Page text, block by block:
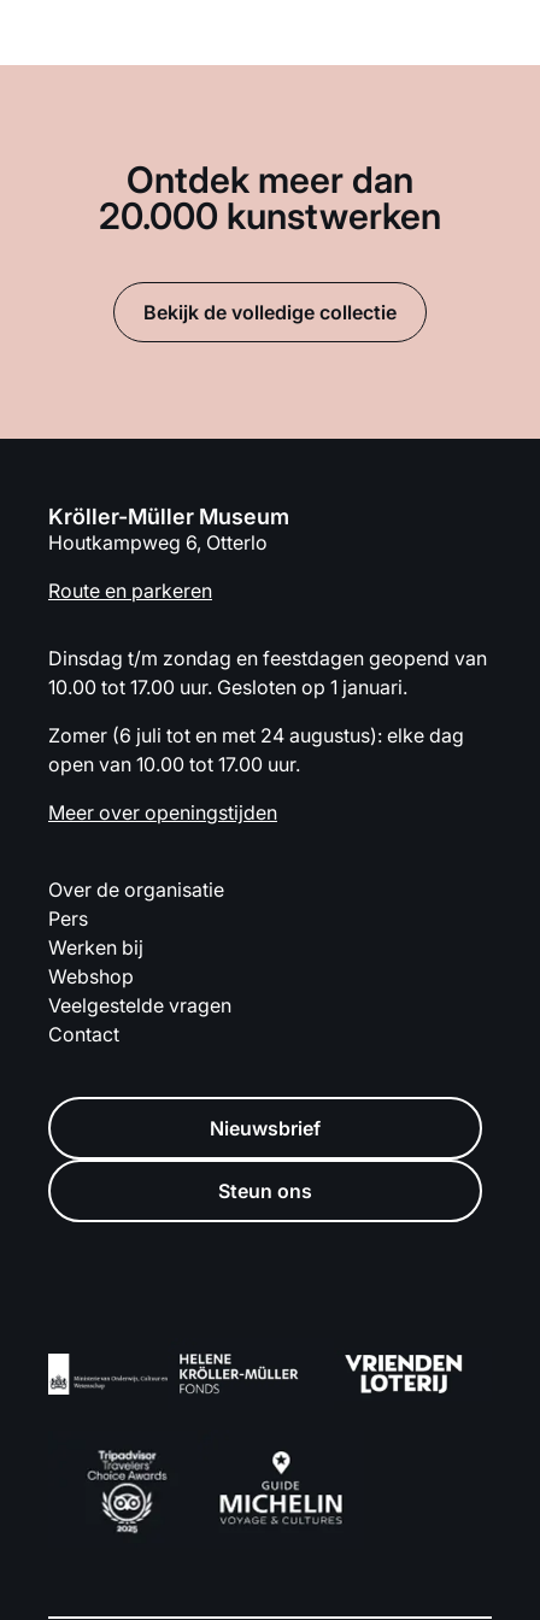
Ontdek meer dan
20.000 kunstwerken
Bekijk de volledige collectie
Kröller-Müller Museum
Houtkampweg 6, Otterlo
Route en parkeren
Dinsdag t/m zondag en feestdagen geopend van
10.00 tot 17.00 uur. Gesloten op 1 januari.
Zomer (6 juli tot en met 24 augustus): elke dag
open van 10.00 tot 17.00 uur.
Meer over openingstijden
Over de organisatie
Pers
Werken bij
Webshop
Veelgestelde vragen
Contact
Nieuwsbrief
Steun ons